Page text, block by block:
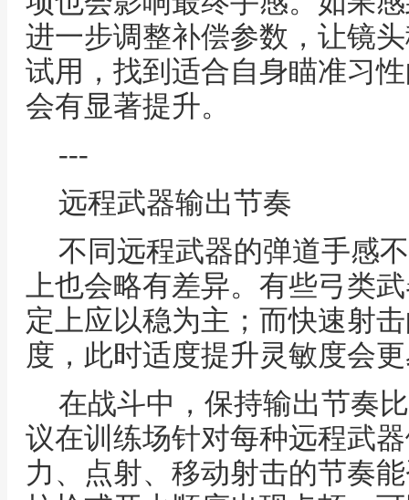
进一步调整补偿参数，让镜
试用，找到适合自身瞄准习
会有显著提升。
---
远程武器输出节奏
不同远程武器的弹道手感
上也会略有差异。有些弓类
定上应以稳为主；而快速射
度，此时适度提升灵敏度会
在战斗中，保持输出节奏
议在训练场针对每种远程武
力、点射、移动射击的节奏